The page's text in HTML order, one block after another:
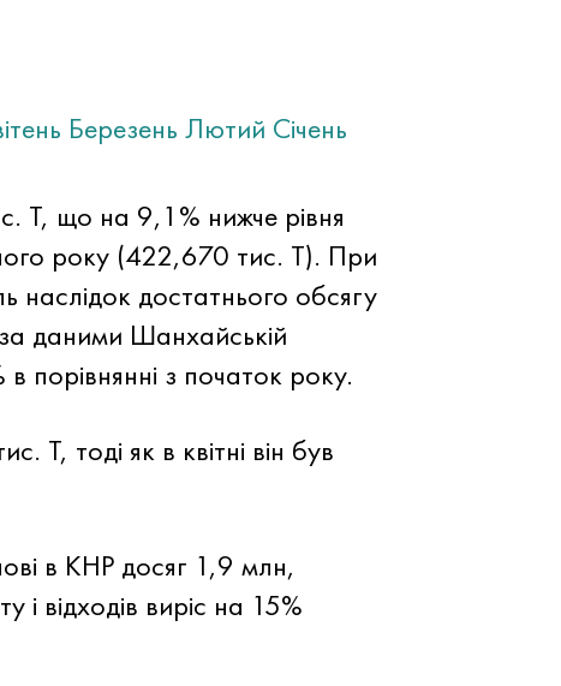
Березень Лютий Січень
Т, що на 9,1% нижче рівня
року (422,670 тис. Т). При
наслідок достатнього обсягу
даними Шанхайській
порівнянні з початок року.
Т, тоді як в квітні він був
в КНР досяг 1,9 млн,
відходів виріс на 15%